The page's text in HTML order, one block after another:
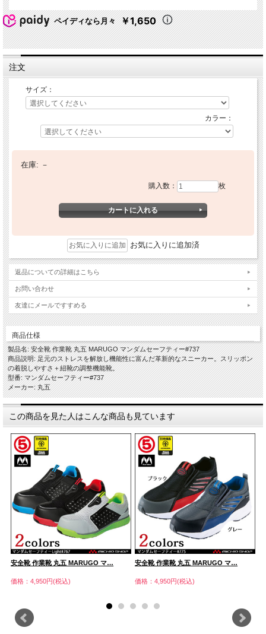
ペイディなら月々 ￥1,650
注文
サイズ：
カラー：
在庫: －
購入数： 枚
お気に入りに追加済
返品についての詳細はこちら
お問い合わせ
友達にメールですすめる
商品仕様
製品名: 安全靴 作業靴 丸五 MARUGO マンダムセーフティー#737
商品説明: 足元のストレスを解放し機能性に富んだ革新的なスニーカー。スリッポン
の着脱しやすさ＋紐靴の調整機能靴。
型番: マンダムセーフティー#737
メーカー: 丸五
この商品を見た人はこんな商品も見ています
安全靴 作業靴 丸五 MARUGO マ…
価格：4,950円(税込)
安全靴 作業靴 丸五 MARUGO マ…
価格：4,950円(税込)